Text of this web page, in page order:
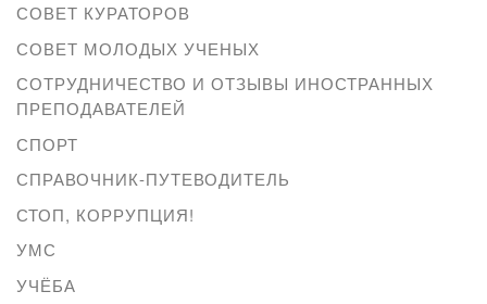
СОВЕТ КУРАТОРОВ
СОВЕТ МОЛОДЫХ УЧЕНЫХ
СОТРУДНИЧЕСТВО И ОТЗЫВЫ ИНОСТРАННЫХ
ПРЕПОДАВАТЕЛЕЙ
СПОРТ
СПРАВОЧНИК-ПУТЕВОДИТЕЛЬ
СТОП, КОРРУПЦИЯ!
УМС
УЧЁБА